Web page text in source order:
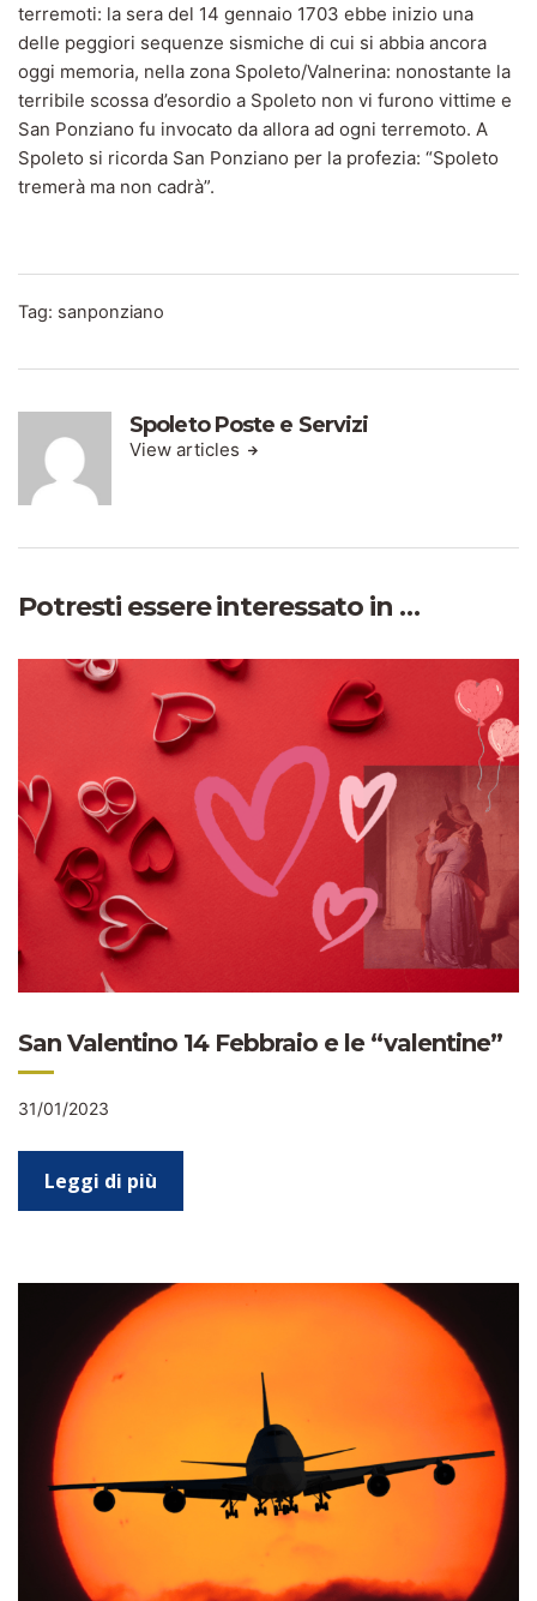
terremoti: la sera del 14 gennaio 1703 ebbe inizio una
delle peggiori sequenze sismiche di cui si abbia ancora
oggi memoria, nella zona Spoleto/Valnerina: nonostante la
terribile scossa d’esordio a Spoleto non vi furono vittime e
San Ponziano fu invocato da allora ad ogni terremoto. A
Spoleto si ricorda San Ponziano per la profezia: “Spoleto
tremerà ma non cadrà”.
Tag: sanponziano
Spoleto Poste e Servizi
View articles
Potresti essere interessato in …
San Valentino 14 Febbraio e le “valentine”
31/01/2023
Leggi di più